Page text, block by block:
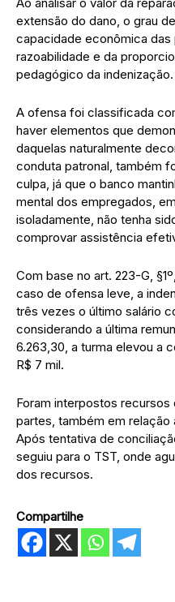
extensão do dano, o grau
capacidade econômica
razoabilidade e da
pedagógico da indenização.
A ofensa foi classificada
haver elementos que
daquelas naturalmente
conduta patronal, também
culpa, já que o banco
mental dos empregados,
isoladamente, não tenha
comprovar assistência
Com base no art. 223-G,
caso de ofensa leve, a
três vezes o último salário
considerando a última
6.263,30, a turma elevou a
R$ 7 mil.
Foram interpostos recursos
partes, também em
Após tentativa de
seguiu para o TST, onde
dos recursos.
Compartilhe